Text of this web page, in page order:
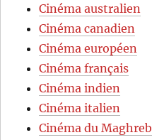
Cinéma australien
Cinéma canadien
Cinéma européen
Cinéma français
Cinéma indien
Cinéma italien
Cinéma du Maghreb